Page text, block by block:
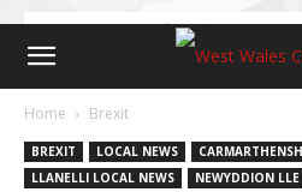
Home Brexit
BREXIT LOCAL NEWS
LLANELLI LOCAL NEWS
NEWYDDION LLE